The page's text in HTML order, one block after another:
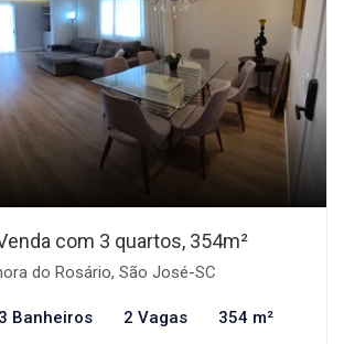
com 3 quartos, 354m²
do Rosário, São José-SC
3 Banheiros 2 Vagas 354 m²